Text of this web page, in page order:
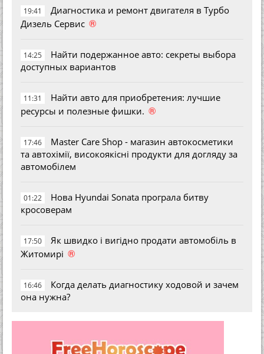
19:41
Диагностика и ремонт двигателя в Турбо
Дизель Сервис ®
14:25
Найти подержанное авто: секреты выбора
доступных вариантов
11:31
Найти авто для приобретения: лучшие
ресурсы и полезные фишки. ®
17:46
Master Care Shop - магазин автокосметики
та автохімії, високоякісні продукти для догляду за
автомобілем
01:22
Нова Hyundai Sonata програла битву
кросоверам
17:50
Як швидко і вигідно продати автомобіль в
Житомирі ®
16:46
Когда делать диагностику ходовой и зачем
она нужна?